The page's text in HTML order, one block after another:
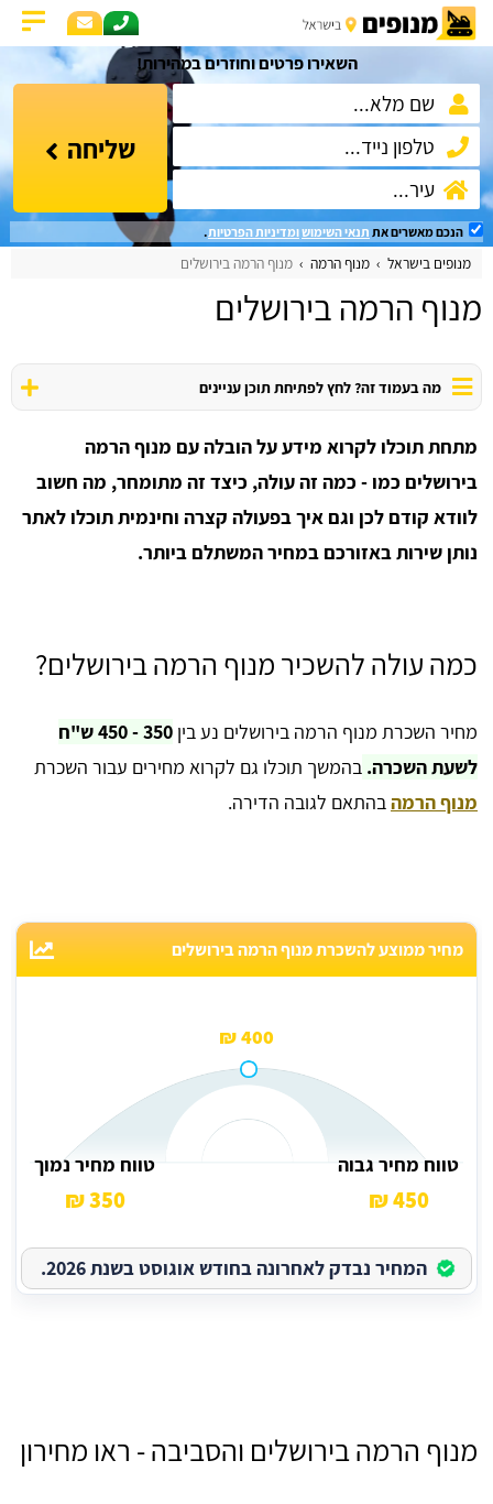
השאירו פרטים וחוזרים במהירות!
שליחה
הנכם מאשרים את תנאי השימושומדיניות הפרטיות.
מנופים בישראל מנוף הרמה מנוף הרמה בירושלים
מנוף הרמה בירושלים
מה בעמוד זה? לחץ לפתיחת תוכן עניינים
מתחת תוכלו לקרוא מידע על הובלה עם מנוף הרמה
בירושלים כמו - כמה זה עולה, כיצד זה מתומחר, מה חשוב
לוודא קודם לכן וגם איך בפעולה קצרה וחינמית תוכלו לאתר
נותן שירות באזורכם במחיר המשתלם ביותר.
כמה עולה להשכיר מנוף הרמה בירושלים?
מחיר השכרת מנוף הרמה בירושלים נע בין
350 - 450 ש"ח
לשעת השכרה. בהמשך תוכלו גם לקרוא מחירים עבור השכרת
מנוף הרמהבהתאם לגובה הדירה.
מחיר ממוצע להשכרת מנוף הרמה בירושלים
400 ₪
טווח מחיר גבוה
450 ₪
טווח מחיר נמוך
350 ₪
המחיר נבדק לאחרונה בחודש אוגוסט בשנת 2026.
מנוף הרמה בירושלים והסביבה - ראו מחירון